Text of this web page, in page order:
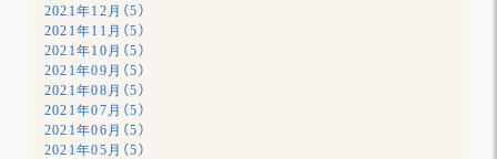
2021年12月（5）
2021年11月（5）
2021年10月（5）
2021年09月（5）
2021年08月（5）
2021年07月（5）
2021年06月（5）
2021年05月（5）